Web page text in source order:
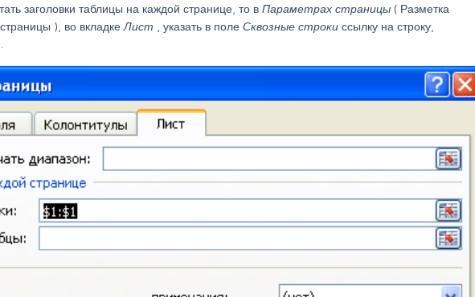
заголовки таблицы на каждой странице, то в Параметрах страницы ( Разметка
), во вкладке Лист , указать в поле Сквозные строки ссылку на строку,